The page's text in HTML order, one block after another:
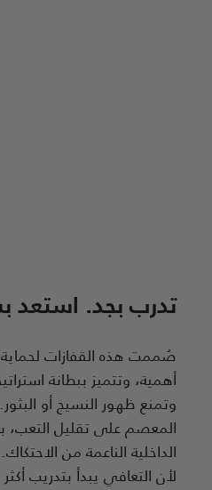
تدرب بجد. استعد
صُممت هذه القفازات
أهمية، وتتميز ببطانة
وتمنع ظهور النسيج أو
المعصم على تقليل التعب،
الداخلية الناعمة من
لأن التعافي يبدأ بتدريب أكثر